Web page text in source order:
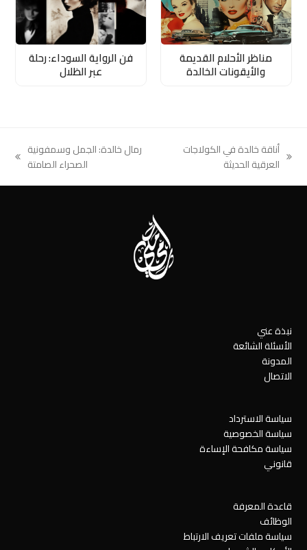
مناظر الأحلام القديمة
والأيقونات الخالدة
فن الرواية السوداء: رحلة
عبر الظلال
previous
أناقة خالدة في الكولاجات
العرقية الحديثة
رمال خالدة: الجمل وسمفونية
الصحراء الصامتة
نبذة عني
الأسئلة الشائعة
المدونة
الاتصال
سياسة الاسترداد
سياسة الخصوصية
سياسة مكافحة الإساءة
قانوني
قاعدة المعرفة
الوظائف
سياسة ملفات تعريف الارتباط